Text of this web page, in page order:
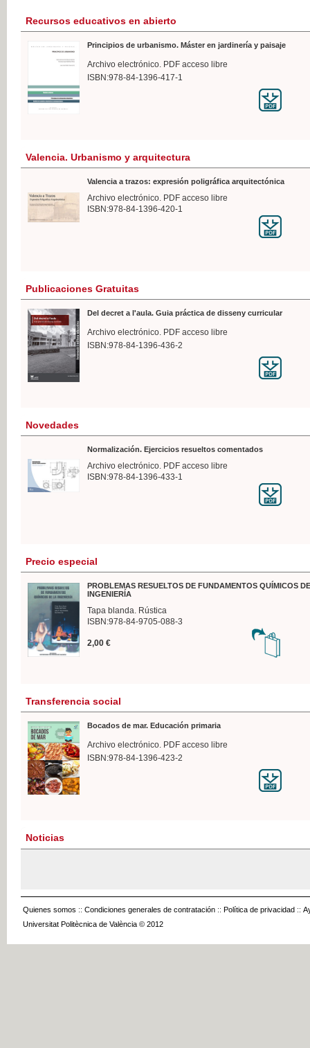
Recursos educativos en abierto
Principios de urbanismo. Máster en jardinería y paisaje
Archivo electrónico. PDF acceso libre
ISBN:978-84-1396-417-1
Valencia. Urbanismo y arquitectura
Valencia a trazos: expresión poligráfica arquitectónica
Archivo electrónico. PDF acceso libre
ISBN:978-84-1396-420-1
Publicaciones Gratuitas
Del decret a l'aula. Guia práctica de disseny curricular
Archivo electrónico. PDF acceso libre
ISBN:978-84-1396-436-2
Novedades
Normalización. Ejercicios resueltos comentados
Archivo electrónico. PDF acceso libre
ISBN:978-84-1396-433-1
Precio especial
PROBLEMAS RESUELTOS DE FUNDAMENTOS QUÍMICOS
INGENIERÍA
Tapa blanda. Rústica
ISBN:978-84-9705-088-3
2,00 €
Transferencia social
Bocados de mar. Educación primaria
Archivo electrónico. PDF acceso libre
ISBN:978-84-1396-423-2
Noticias
Quienes somos :: Condiciones generales de contratación :: Política de privacidad ::
Universitat Politècnica de València © 2012